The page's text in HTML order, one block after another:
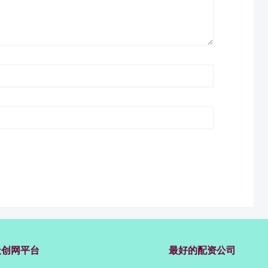
网平台 最好的配资公司